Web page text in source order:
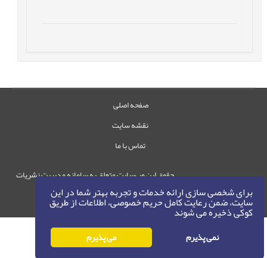
برای شخصی سازی ارائه خدمات و تجربه بهتر شما در این
سایت، ضمن رعایت کامل حریم خصوصی، اطلاعات از طریق
کوکی ذخیره می شوند
نمی پذیرم می پذیرم
صفحه اصلی
نقشه سایت
تماس با ما
حقوق این وب‌سایت متعلق به سامانه مدیریت نشریات
رایمگ است.
حق نشر ©
1405-1396